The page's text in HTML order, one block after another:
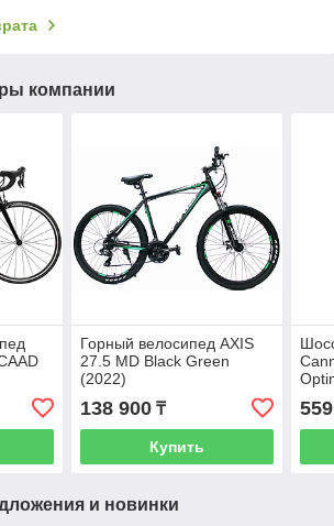
компании
Горный велосипед AXIS
27.5 MD Black Green
(2022)
138 900₸
Купить
и новинки